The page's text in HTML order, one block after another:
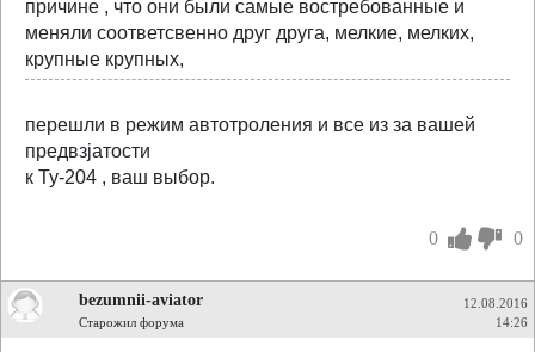
причине , что они были самые востребованные и
меняли соответсвенно друг друга, мелкие, мелких,
крупные крупных,
перешли в режим автотроления и все из за вашей
предвзjaтости
к Ту-204 , ваш выбор.
0 0
bezumnii-aviator
Старожил форума
12.08.2016
14:26